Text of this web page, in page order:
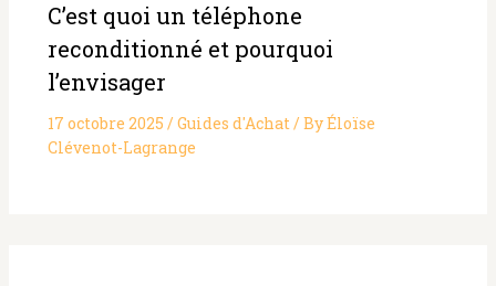
C’est quoi un téléphone
reconditionné et pourquoi
l’envisager
17 octobre 2025 / Guides d'Achat/ ByÉloïse
Clévenot-Lagrange